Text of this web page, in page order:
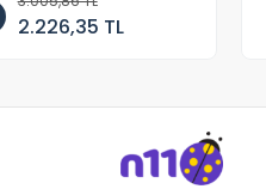
2.226,35 TL